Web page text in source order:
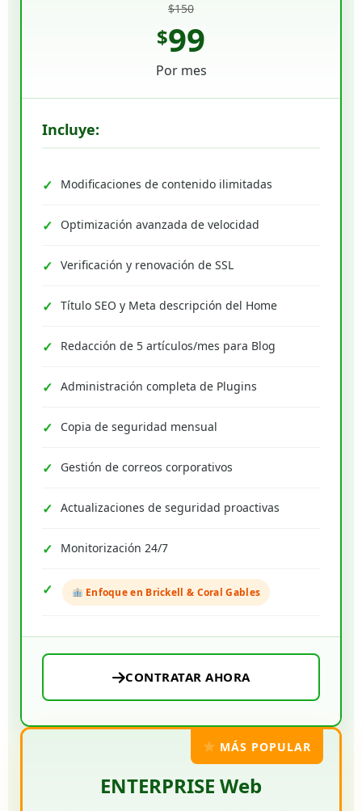
$150
$99
Por mes
Incluye:
Modificaciones de contenido ilimitadas
Optimización avanzada de velocidad
Verificación y renovación de SSL
Título SEO y Meta descripción del Home
Redacción de 5 artículos/mes para Blog
Administración completa de Plugins
Copia de seguridad mensual
Gestión de correos corporativos
Actualizaciones de seguridad proactivas
Monitorización 24/7
Enfoque en Brickell & Coral Gables
CONTRATAR AHORA
MÁS POPULAR
ENTERPRISE Web